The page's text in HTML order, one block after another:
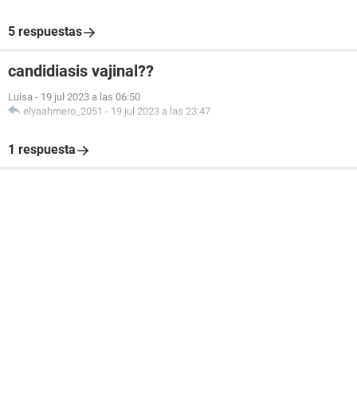
5 respuestas
candidiasis vajinal??
Luisa - 19 jul 2023 a las 06:50
elyaahmero_2051 - 19 jul 2023 a las 23:47
1 respuesta